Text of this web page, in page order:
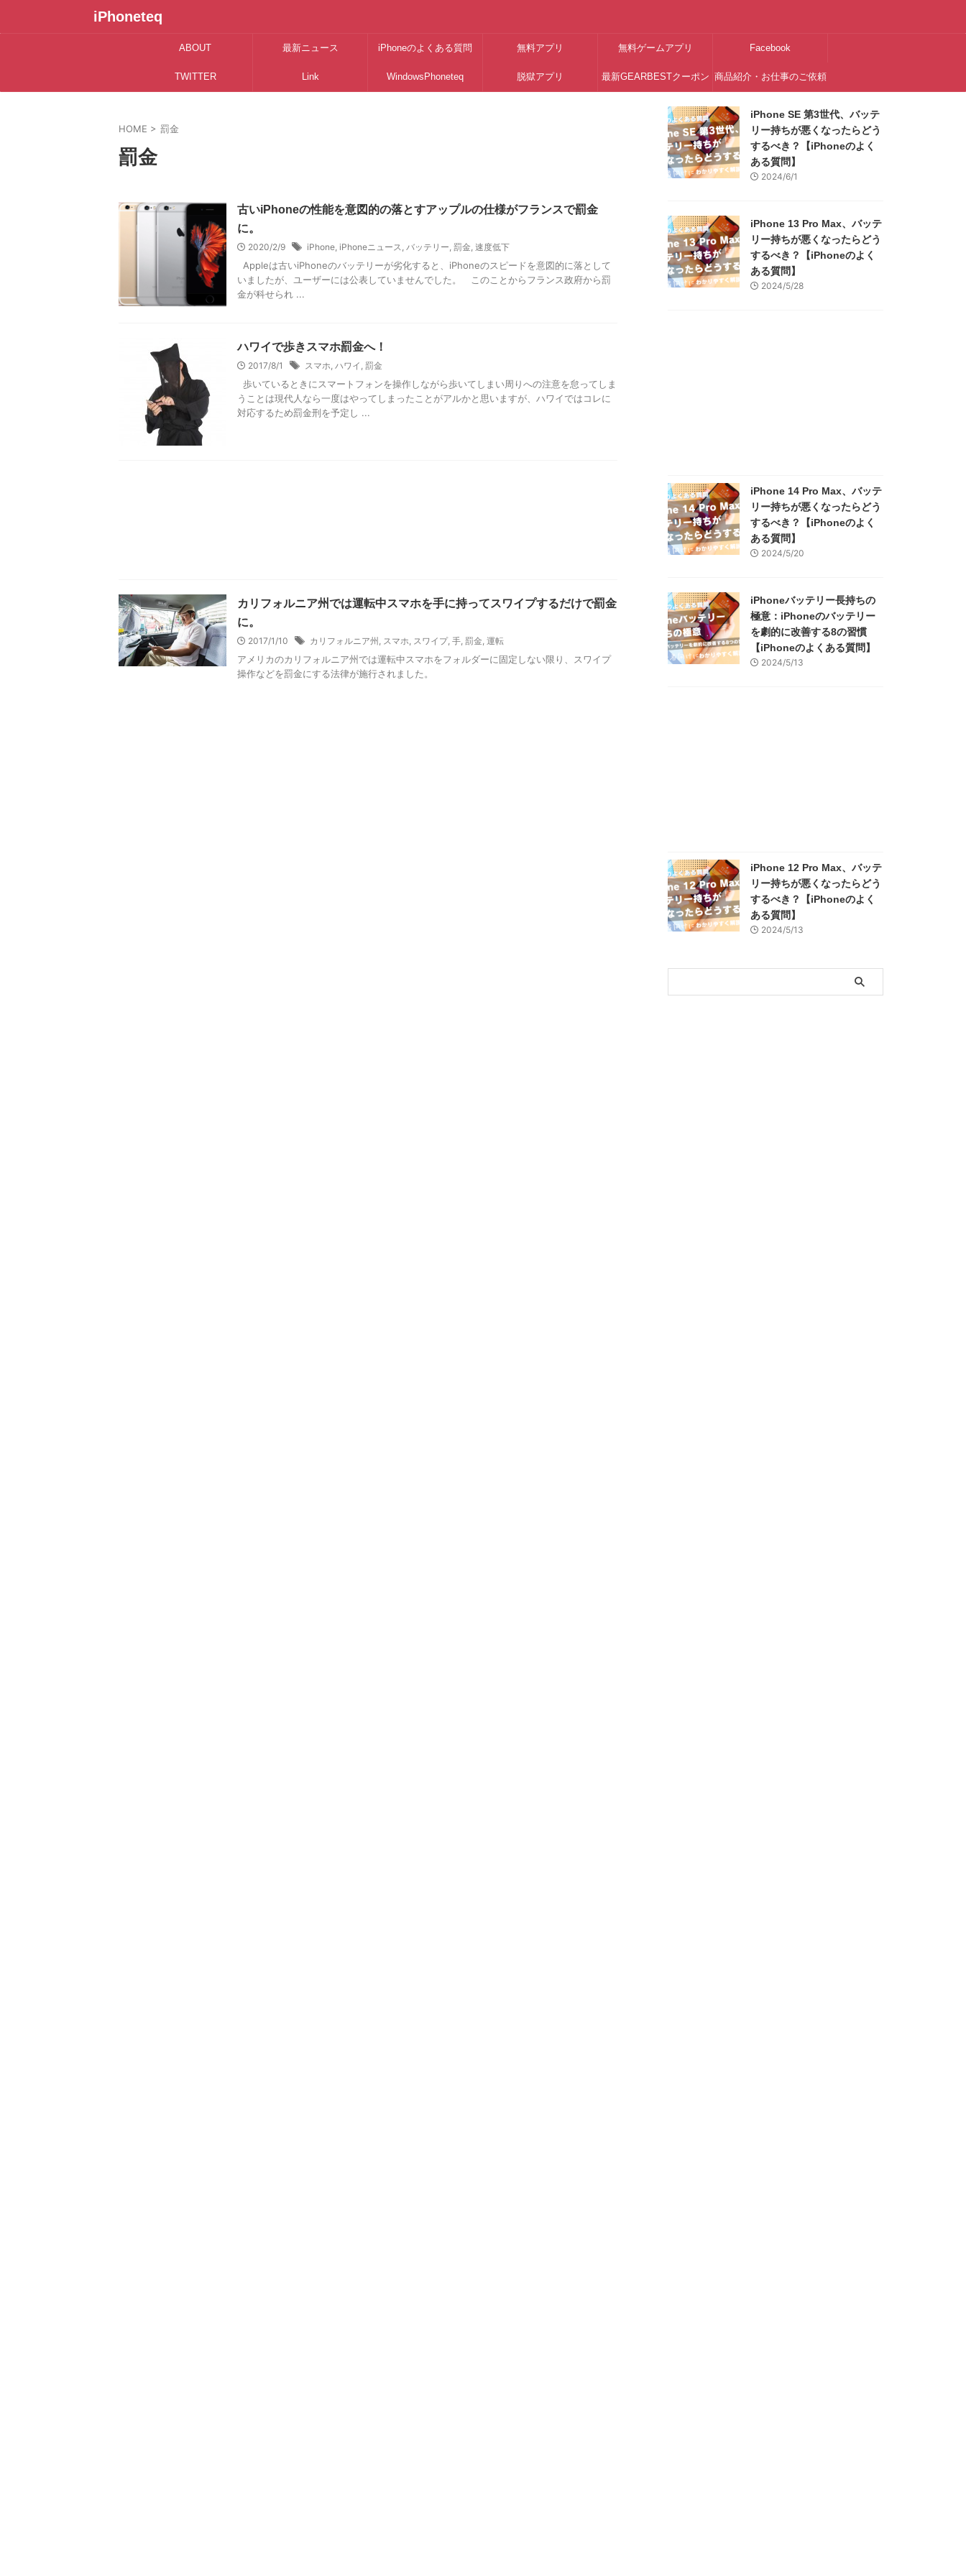
iPhoneteq
ABOUT 最新ニュース iPhoneのよくある質問 無料アプリ 無料ゲームアプリ Facebook
TWITTER Link WindowsPhoneteq 脱獄アプリ 最新GEARBESTクーポン 商品紹介・お仕事のご依頼
HOME > 罰金
罰金
古いiPhoneの性能を意図的の落とすアップルの仕様がフランスで罰金
に。
2020/2/9 iPhone, iPhoneニュース, バッテリー, 罰金, 速度低下
Appleは古いiPhoneのバッテリーが劣化すると、iPhoneのスピードを意図的に落として
いましたが、ユーザーには公表していませんでした。 このことからフランス政府から罰
金が科せられ ...
ハワイで歩きスマホ罰金へ！
2017/8/1 スマホ, ハワイ , 罰金
歩いているときにスマートフォンを操作しながら歩いてしまい周りへの注意を怠ってしま
うことは現代人なら一度はやってしまったことがアルかと思いますが、ハワイではコレに
対応するため罰金刑を予定し ...
カリフォルニア州では運転中スマホを手に持ってスワイプするだけで罰金
に。
2017/1/10 カリフォルニア州 , スマホ, スワイプ, 手, 罰金, 運転
アメリカのカリフォルニア州では運転中スマホをフォルダーに固定しない限り、スワイプ
操作などを罰金にする法律が施行されました。
iPhone SE 第3世代、バッテ
リー持ちが悪くなったらどう
するべき？【iPhoneのよく
ある質問】
2024/6/1
iPhone 13 Pro Max、バッテ
リー持ちが悪くなったらどう
するべき？【iPhoneのよく
ある質問】
2024/5/28
iPhone 14 Pro Max、バッテ
リー持ちが悪くなったらどう
するべき？【iPhoneのよく
ある質問】
2024/5/20
iPhoneバッテリー長持ちの
極意：iPhoneのバッテリー
を劇的に改善する8の習慣
【iPhoneのよくある質問】
2024/5/13
iPhone 12 Pro Max、バッテ
リー持ちが悪くなったらどう
するべき？【iPhoneのよく
ある質問】
2024/5/13